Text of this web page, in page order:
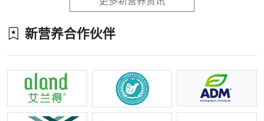
新营养合作伙伴